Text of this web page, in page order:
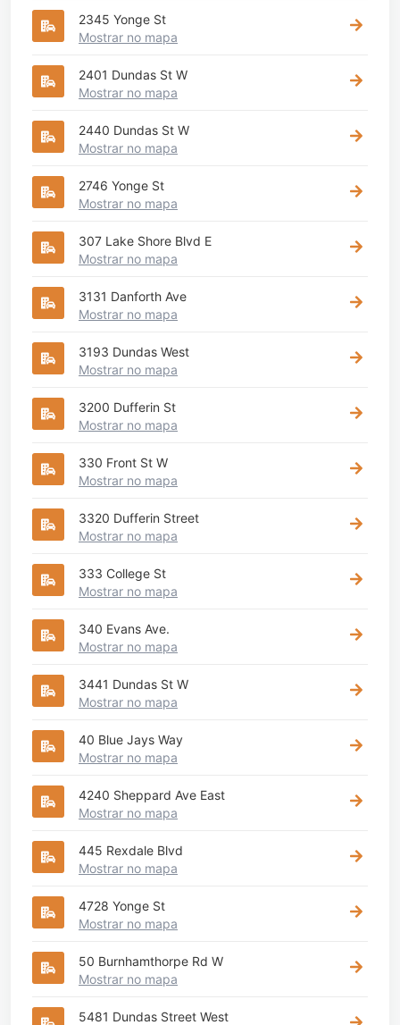
2345 Yonge St
Mostrar no mapa
2401 Dundas St W
Mostrar no mapa
2440 Dundas St W
Mostrar no mapa
2746 Yonge St
Mostrar no mapa
307 Lake Shore Blvd E
Mostrar no mapa
3131 Danforth Ave
Mostrar no mapa
3193 Dundas West
Mostrar no mapa
3200 Dufferin St
Mostrar no mapa
330 Front St W
Mostrar no mapa
3320 Dufferin Street
Mostrar no mapa
333 College St
Mostrar no mapa
340 Evans Ave.
Mostrar no mapa
3441 Dundas St W
Mostrar no mapa
40 Blue Jays Way
Mostrar no mapa
4240 Sheppard Ave East
Mostrar no mapa
445 Rexdale Blvd
Mostrar no mapa
4728 Yonge St
Mostrar no mapa
50 Burnhamthorpe Rd W
Mostrar no mapa
5481 Dundas Street West